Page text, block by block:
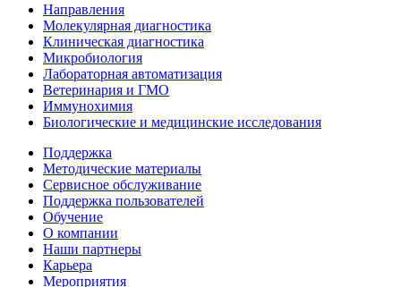
Направления
Молекулярная диагностика
Клиническая диагностика
Микробиология
Лабораторная автоматизация
Ветеринария и ГМО
Иммунохимия
Биологические и медицинские исследования
Поддержка
Методические материалы
Сервисное обслуживание
Поддержка пользователей
Обучение
О компании
Наши партнеры
Карьера
Мероприятия